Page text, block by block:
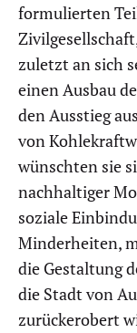
formulierten
zuletzt an sich
einen Ausbau
den Ausstieg
von
wünschten sie
nachhaltiger
soziale
Minderheiten,
die Gestaltung
die Stadt von
zurückerobert